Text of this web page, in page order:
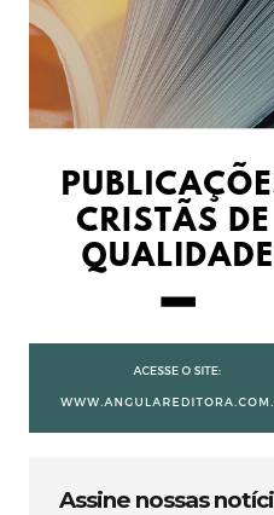
Assine nossas